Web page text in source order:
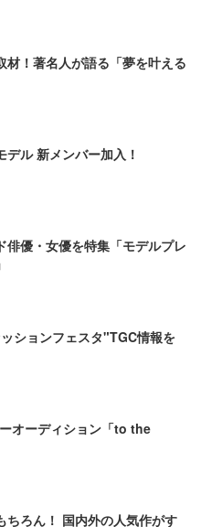
材！著名人が語る「夢を叶える
デル 新メンバー加入！
俳優・女優を特集「モデルプレ
ションフェスタ"TGC情報を
オーディション「to the
ちろん！ 国内外の人気作がす